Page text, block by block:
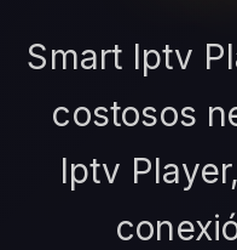
Smart Iptv
costosos
Iptv